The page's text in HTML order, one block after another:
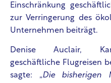
Einschränkung
zur Verringerung des
Unternehmen beiträgt.
Denise Auclair,
geschäftliche Flugreisen
sagte: „Die bisherigen